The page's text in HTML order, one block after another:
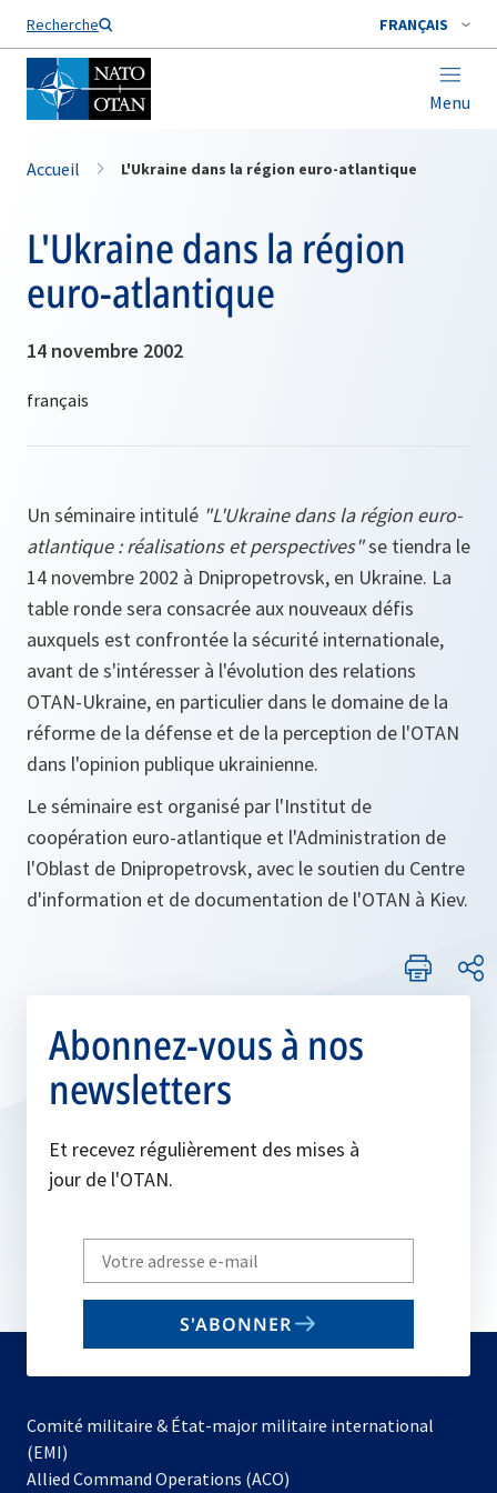
Recherche FRANÇAIS
Menu
Nom de famille*
Accueil L'Ukraine dans la région euro-atlantique
L'Ukraine dans la région
euro-atlantique
14 novembre 2002
Un séminaire intitulé "L'Ukraine dans la région euro-
atlantique : réalisations et perspectives"se tiendra le
14 novembre 2002 à Dnipropetrovsk, en Ukraine. La
table ronde sera consacrée aux nouveaux défis
auxquels est confrontée la sécurité internationale,
avant de s'intéresser à l'évolution des relations
OTAN-Ukraine, en particulier dans le domaine de la
réforme de la défense et de la perception de l'OTAN
dans l'opinion publique ukrainienne.
Le séminaire est organisé par l'Institut de
coopération euro-atlantique et l'Administration de
l'Oblast de Dnipropetrovsk, avec le soutien du Centre
d'information et de documentation de l'OTAN à Kiev.
Abonnez-vous à nos
newsletters
Et recevez régulièrement des mises à
jour de l'OTAN.
Write
your
email
S'ABONNER
Comité militaire & État-major militaire international
(EMI)
Allied Command Operations (ACO)